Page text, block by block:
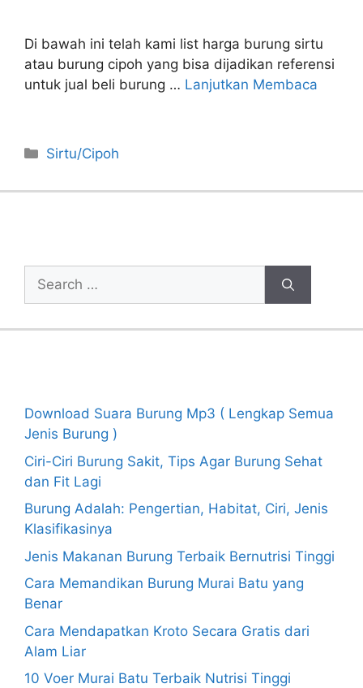
Di bawah ini telah kami list harga burung sirtu
atau burung cipoh yang bisa dijadikan referensi
untuk jual beli burung … Lanjutkan Membaca
Categories
Sirtu/Cipoh
Search
for:
Download Suara Burung Mp3 ( Lengkap Semua
Jenis Burung )
Ciri-Ciri Burung Sakit, Tips Agar Burung Sehat
dan Fit Lagi
Burung Adalah: Pengertian, Habitat, Ciri, Jenis
Klasifikasinya
Jenis Makanan Burung Terbaik Bernutrisi Tinggi
Cara Memandikan Burung Murai Batu yang
Benar
Cara Mendapatkan Kroto Secara Gratis dari
Alam Liar
10 Voer Murai Batu Terbaik Nutrisi Tinggi